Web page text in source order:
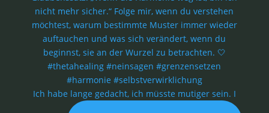
Ich habe lange gedacht, ich müsste mutiger sein. I